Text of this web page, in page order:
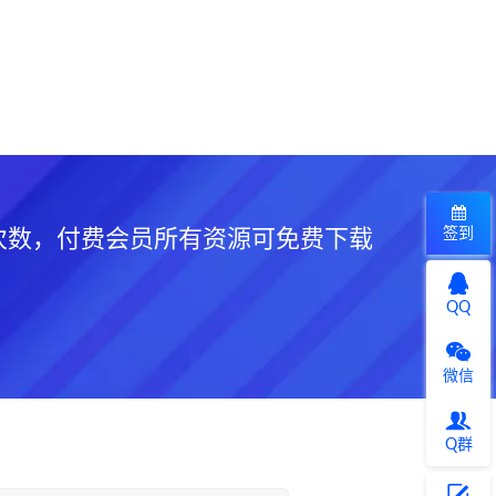
，付费会员所有资源可免费下载 签到
QQ
微信
Q群